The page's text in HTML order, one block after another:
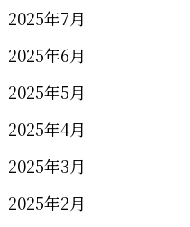
2025年7月
2025年6月
2025年5月
2025年4月
2025年3月
2025年2月